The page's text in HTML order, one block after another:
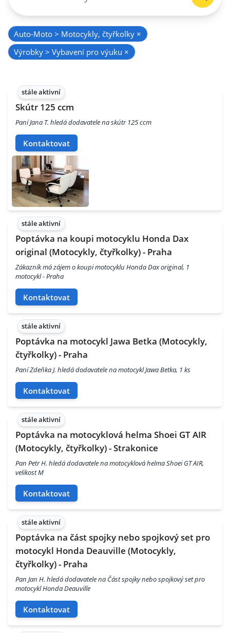
Auto-Moto > Motocykly, čtyřkolky ×
Výrobky > Vybavení pro výuku ×
stále aktivní
Skútr 125 ccm
Paní Jana T. hledá dodavatele na skútr 125 ccm
Kontaktovat
stále aktivní
Poptávka na koupi motocyklu Honda Dax
original (Motocykly, čtyřkolky) - Praha
Zákazník má zájem o koupi motocyklu Honda Dax original, 1
motocykl - Praha
Kontaktovat
stále aktivní
Poptávka na motocykl Jawa Betka (Motocykly,
čtyřkolky) - Praha
Paní Zdeňka J. hledá dodavatele na motocykl Jawa Betka, 1 ks
Kontaktovat
stále aktivní
Poptávka na motocyklová helma Shoei GT AIR
(Motocykly, čtyřkolky) - Strakonice
Pan Petr H. hledá dodavatele na motocyklová helma Shoei GT AIR,
velikost M
Kontaktovat
stále aktivní
Poptávka na část spojky nebo spojkový set pro
motocykl Honda Deauville (Motocykly,
čtyřkolky) - Praha
Pan Jan H. hledá dodavatele na Část spojky nebo spojkový set pro
motocykl Honda Deauville
Kontaktovat